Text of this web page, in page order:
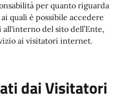
per quanto riguarda
quali è possibile accedere
del sito dell’Ente,
ai visitatori internet.
dai Visitatori